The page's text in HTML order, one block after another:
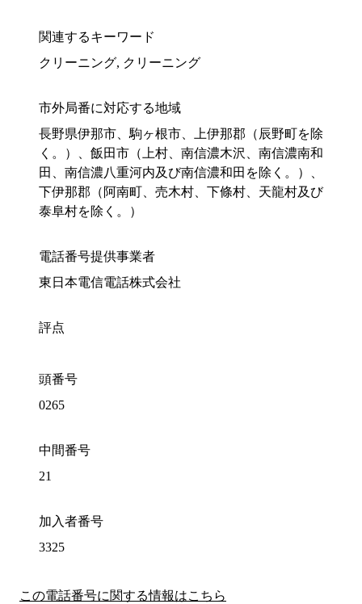
関連するキーワード
クリーニング, クリーニング
市外局番に対応する地域
長野県伊那市、駒ヶ根市、上伊那郡（辰野町を除
く。）、飯田市（上村、南信濃木沢、南信濃南和
田、南信濃八重河内及び南信濃和田を除く。）、
下伊那郡（阿南町、売木村、下條村、天龍村及び
泰阜村を除く。）
電話番号提供事業者
東日本電信電話株式会社
評点
頭番号
0265
中間番号
21
加入者番号
3325
この電話番号に関する情報はこちら